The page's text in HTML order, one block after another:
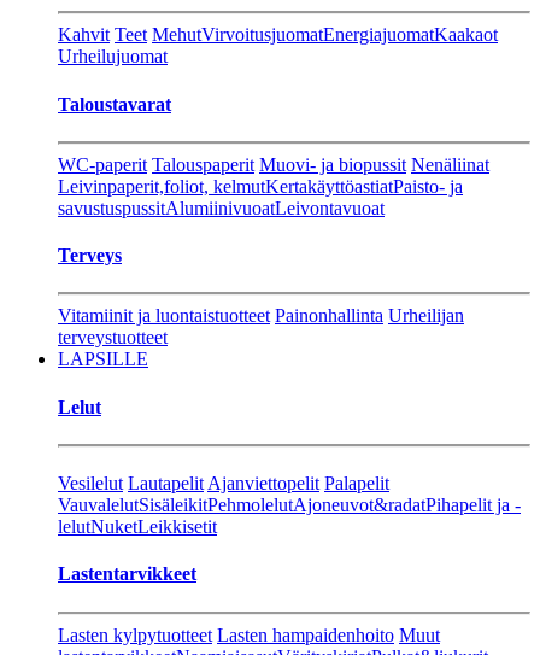
Kahvit Teet MehutVirvoitusjuomatEnergiajuomatKaakaot
Urheilujuomat
Taloustavarat
WC-paperit Talouspaperit Muovi- ja biopussit Nenäliinat
Leivinpaperit,foliot, kelmutKertakäyttöastiatPaisto- ja
savustuspussitAlumiinivuoatLeivontavuoat
Terveys
Vitamiinit ja luontaistuotteet Painonhallinta Urheilijan
terveystuotteet
LAPSILLE
Lelut
Vesilelut Lautapelit Ajanviettopelit Palapelit
VauvalelutSisäleikitPehmolelutAjoneuvot&radatPihapelit ja -
lelutNuketLeikkisetit
Lastentarvikkeet
Lasten kylpytuotteet Lasten hampaidenhoito Muut